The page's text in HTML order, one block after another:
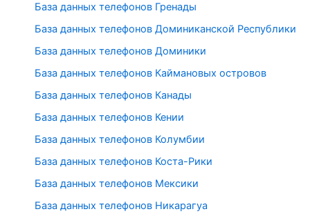
База данных телефонов Гренады
База данных телефонов Доминиканской Республики
База данных телефонов Доминики
База данных телефонов Каймановых островов
База данных телефонов Канады
База данных телефонов Кении
База данных телефонов Колумбии
База данных телефонов Коста-Рики
База данных телефонов Мексики
База данных телефонов Никарагуа